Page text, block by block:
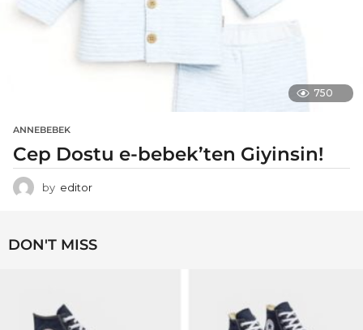
750
ANNEBEBEK
Cep Dostu e-bebek’ten Giyinsin!
by editor
DON'T MISS